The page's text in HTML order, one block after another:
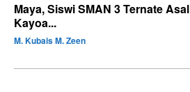
Maya, Siswi SMAN 3 Ternate Asal
Kayoa...
M. Kubais M. Zeen